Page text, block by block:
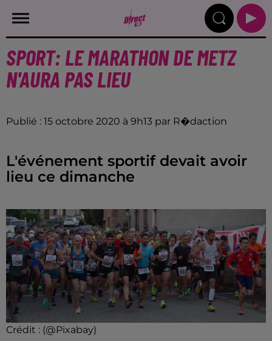
SPORT: LE MARATHON DE METZ
N'AURA PAS LIEU
Publié : 15 octobre 2020 à 9h13 par R�daction
L'événement sportif devait avoir
lieu ce dimanche
Crédit : (@Pixabay)